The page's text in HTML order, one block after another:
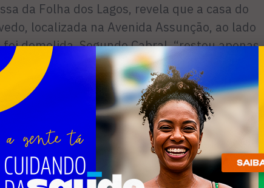
da Folha dos Lagos, revela que a casa do
localizada na Avenida Assunção, ao lado
demolida. Segundo Cabral, “restou apenas
um muro de cerca de 2,5 metros de altura
casa, dificultando a visão da demolição, que
2023 pelo Imupac. Segundo fontes do
a casa pertence à Igreja Metodista.